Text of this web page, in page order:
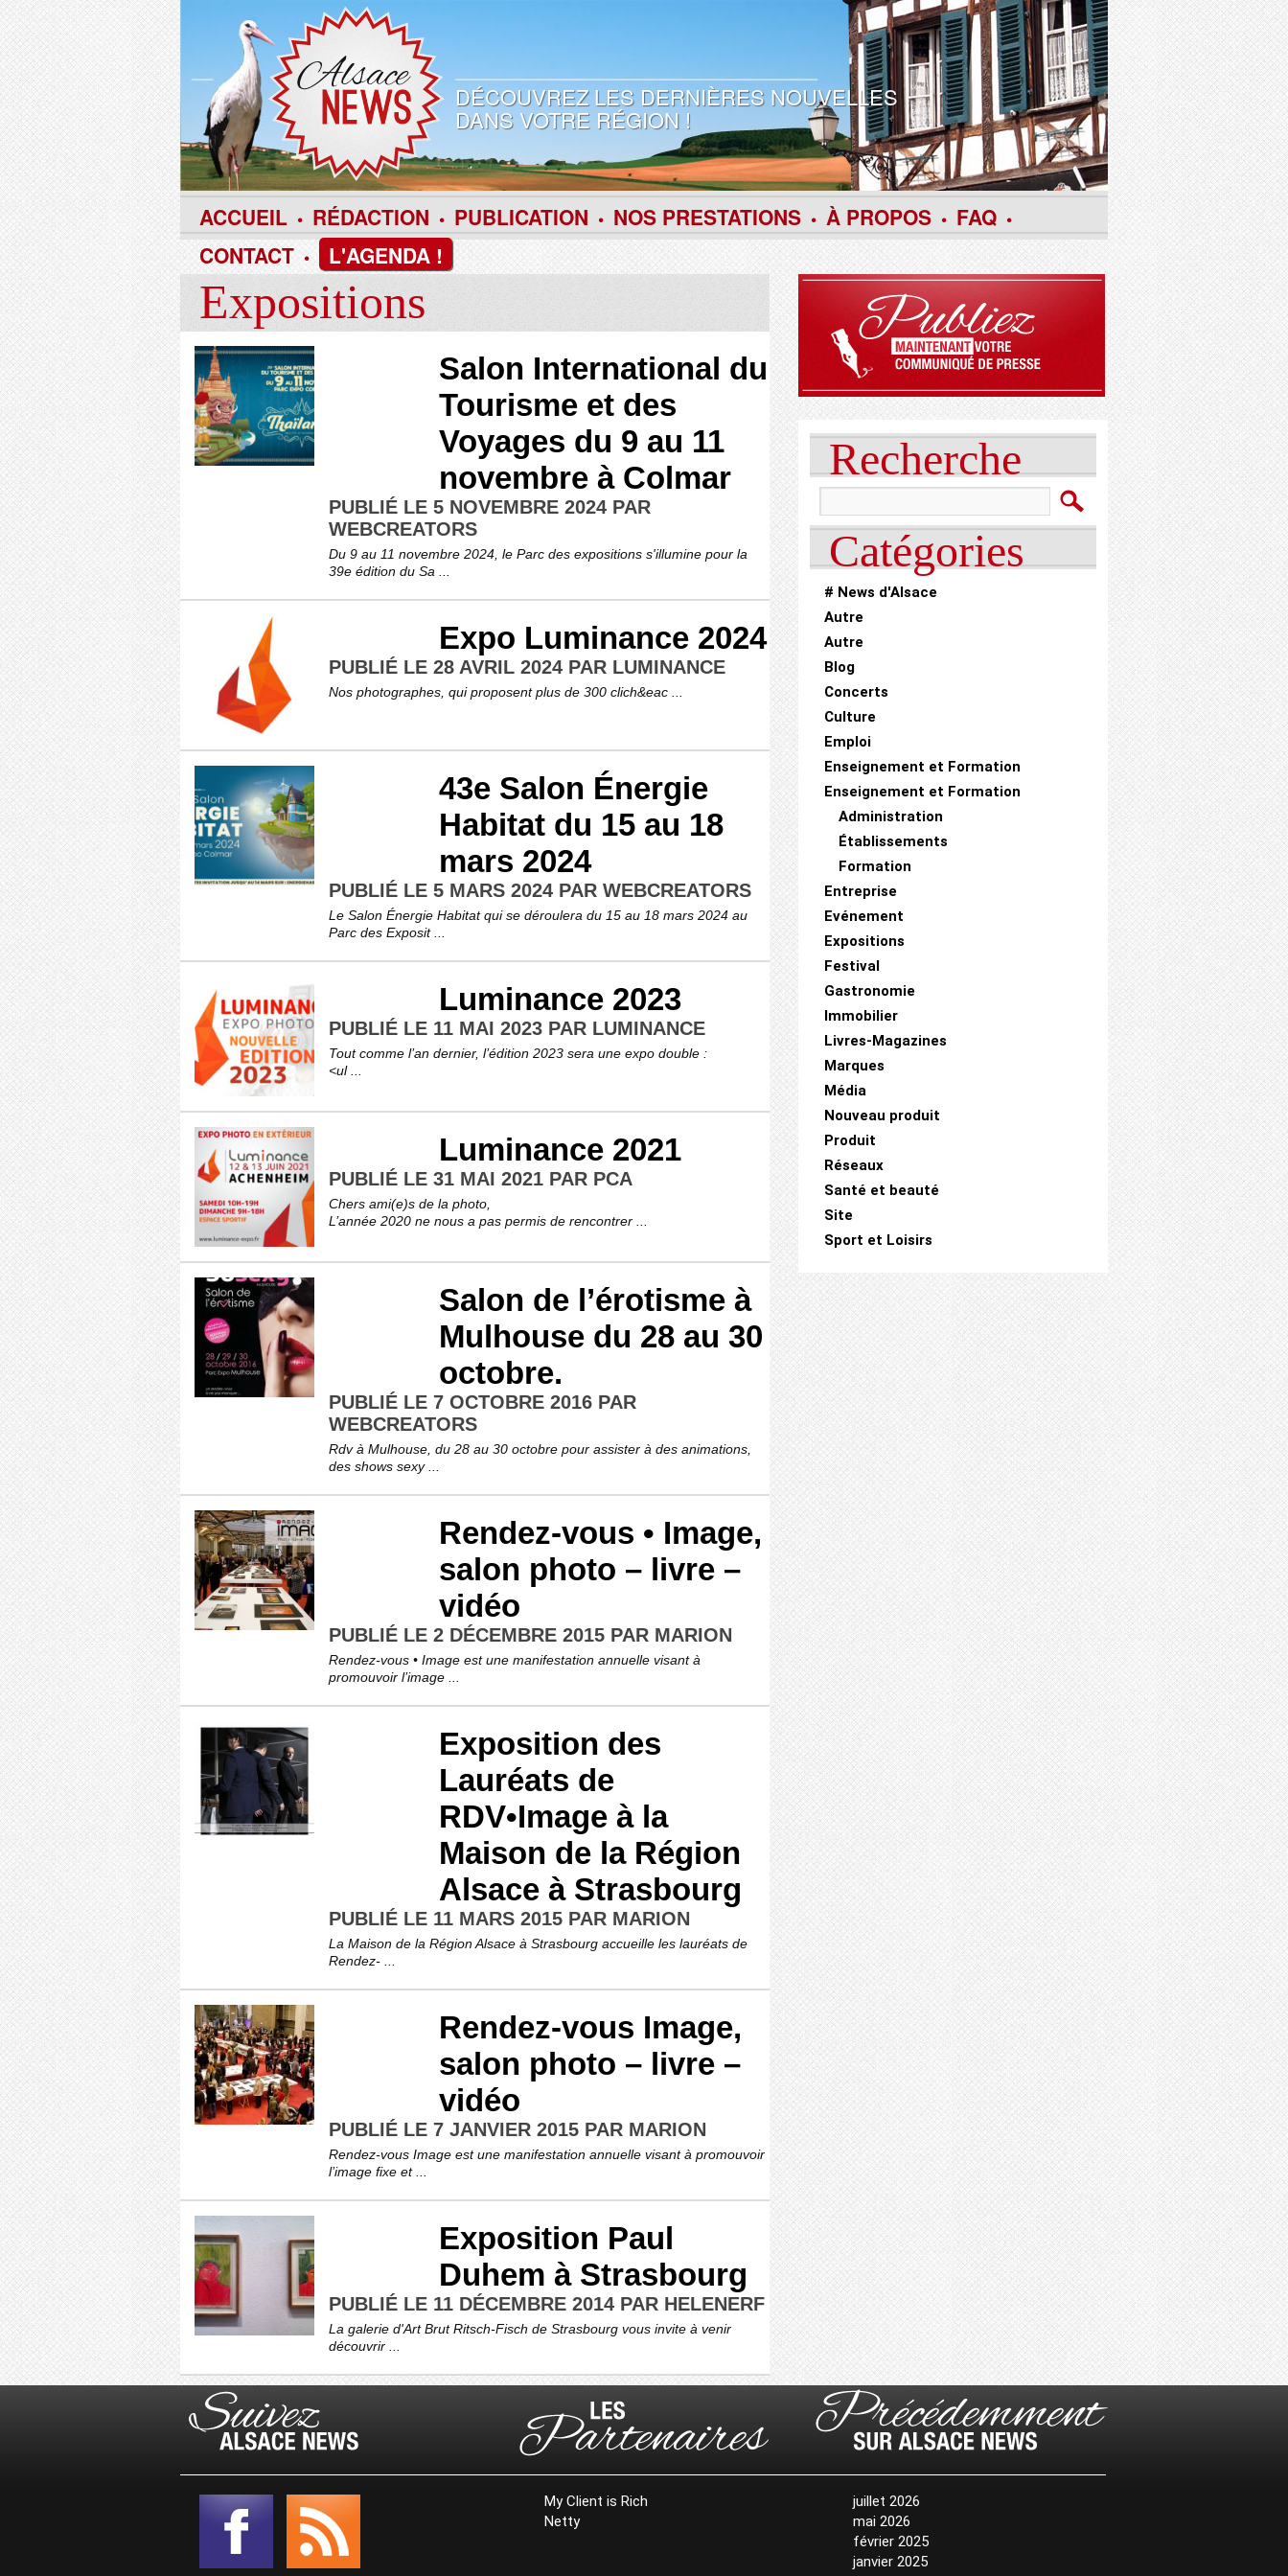
DÉCOUVREZ LES DERNIÈRES NOUVELLES
DANS VOTRE RÉGION !
ACCUEIL • RÉDACTION • PUBLICATION • NOS PRESTATIONS • À PROPOS • FAQ •
CONTACT • L'AGENDA !
Expositions
Salon International du
Tourisme et des
Voyages du 9 au 11
novembre à Colmar
PUBLIÉ LE 5 NOVEMBRE 2024 PAR
WEBCREATORS
Du 9 au 11 novembre 2024, le Parc des expositions s'illumine pour la
39e édition du Sa ...
Expo Luminance 2024
PUBLIÉ LE 28 AVRIL 2024 PAR LUMINANCE
Nos photographes, qui proposent plus de 300 clich&eac ...
43e Salon Énergie
Habitat du 15 au 18
mars 2024
PUBLIÉ LE 5 MARS 2024 PAR WEBCREATORS
Le Salon Énergie Habitat qui se déroulera du 15 au 18 mars 2024 au
Parc des Exposit ...
Luminance 2023
PUBLIÉ LE 11 MAI 2023 PAR LUMINANCE
Tout comme l’an dernier, l’édition 2023 sera une expo double :
<ul ...
Luminance 2021
PUBLIÉ LE 31 MAI 2021 PAR PCA
Chers ami(e)s de la photo,
L’année 2020 ne nous a pas permis de rencontrer ...
Salon de l’érotisme à
Mulhouse du 28 au 30
octobre.
PUBLIÉ LE 7 OCTOBRE 2016 PAR
WEBCREATORS
Rdv à Mulhouse, du 28 au 30 octobre pour assister à des animations,
des shows sexy ...
Rendez-vous • Image,
salon photo – livre –
vidéo
PUBLIÉ LE 2 DÉCEMBRE 2015 PAR MARION
Rendez-vous • Image est une manifestation annuelle visant à
promouvoir l’image ...
Exposition des
Lauréats de
RDV•Image à la
Maison de la Région
Alsace à Strasbourg
PUBLIÉ LE 11 MARS 2015 PAR MARION
La Maison de la Région Alsace à Strasbourg accueille les lauréats de
Rendez- ...
Rendez-vous Image,
salon photo – livre –
vidéo
PUBLIÉ LE 7 JANVIER 2015 PAR MARION
Rendez-vous Image est une manifestation annuelle visant à promouvoir
l’image fixe et ...
Exposition Paul
Duhem à Strasbourg
PUBLIÉ LE 11 DÉCEMBRE 2014 PAR HELENERF
La galerie d'Art Brut Ritsch-Fisch de Strasbourg vous invite à venir
découvrir ...
Recherche
Catégories
# News d'Alsace
Autre
Autre
Blog
Concerts
Culture
Emploi
Enseignement et Formation
Enseignement et Formation
Administration
Établissements
Formation
Entreprise
Evénement
Expositions
Festival
Gastronomie
Immobilier
Livres-Magazines
Marques
Média
Nouveau produit
Produit
Réseaux
Santé et beauté
Site
Sport et Loisirs
My Client is Rich
Netty
juillet 2026
mai 2026
février 2025
janvier 2025